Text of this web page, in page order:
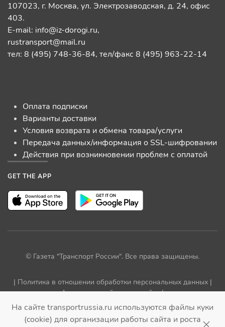
107023, г. Москва, ул. Электрозаводская, д. 24, офис
403.
E-mail: info@iz-dorogi.ru,
rustransport@mail.ru
тел: 8 (495) 748-36-84, тел/факс 8 (495) 963-22-14
Оплата подписки
Варианты доставки
Условия возврата и обмена товара/услуги
Передача данных/информация о SSL-шифровании
Действия при возникновении проблем с оплатой
GET THE APP
© Газета "Транспорт России". Все права защищены.
| Политика в отношении обработки персональных данных|
Архив прежней версии сайта|
На сайте transportrussia.ru используются файлы куки
(cookie) для организации работы сайта и роста